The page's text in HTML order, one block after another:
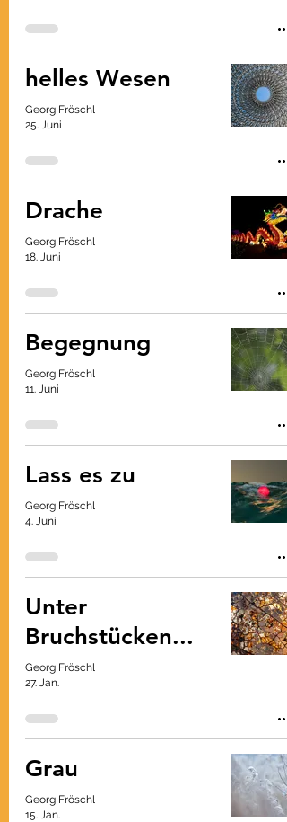
helles Wesen
Georg Fröschl
25. Juni
Drache
Georg Fröschl
18. Juni
Begegnung
Georg Fröschl
11. Juni
Lass es zu
Georg Fröschl
4. Juni
Unter
Bruchstücken...
Georg Fröschl
27. Jan.
Grau
Georg Fröschl
15. Jan.